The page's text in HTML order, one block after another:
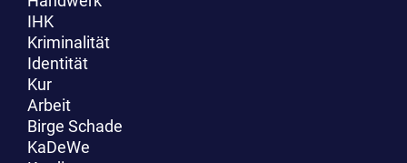
IHK
Kriminalität
Identität
Kur
Arbeit
Birge Schade
KaDeWe